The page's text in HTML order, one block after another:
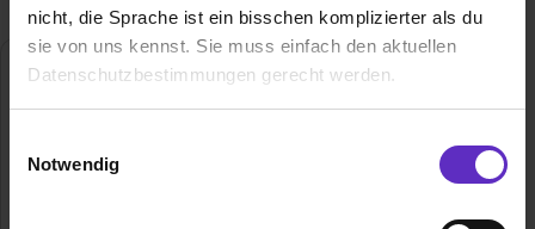
nicht, die Sprache ist ein bisschen komplizierter als du
sie von uns kennst. Sie muss einfach den aktuellen
Datenschutzbestimmungen gerecht werden.
Notwendig